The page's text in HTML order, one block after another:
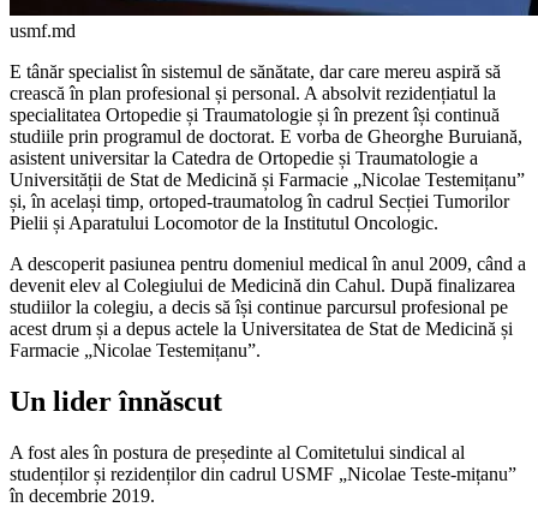
usmf.md
E tânăr specialist în sistemul de sănătate, dar care mereu aspi­ră să
crească în plan profesional și personal. A absolvit rezidențiatul la
specialitatea Ortopedie și Tra­umatologie și în prezent își con­tinuă
studiile prin programul de doctorat. E vorba de Gheorghe Bu­ruiană,
asistent universitar la Cate­dra de Ortopedie și Traumatologie a
Universității de Stat de Medicină și Farmacie „Nicolae Testemițanu”
și, în același timp, ortoped-trau­matolog în cadrul Secției Tumorilor
Pielii și Aparatului Locomotor de la Institutul Oncologic.
A descoperit pasiunea pentru domeniul medical în anul 2009, când a
devenit elev al Colegiului de Medicină din Cahul. După finalizarea
studiilor la colegiu, a decis să își continue parcursul profesional pe
acest drum și a depus actele la Universitatea de Stat de Medicină și
Farmacie „Nicolae Testemițanu”.
Un lider înnăscut
A fost ales în postura de președinte al Comitetului sindical al
studenților și rezidenților din cadrul USMF „Nicolae Teste-mițanu”
în decembrie 2019.